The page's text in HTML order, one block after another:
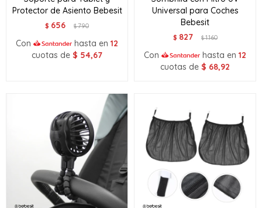
Protector de Asiento Bebesit
$ 656 $790
Con hasta en 12
cuotas de $ 54,67
Universal para Coches
Bebesit
$ 827 $1.160
Con hasta en 12
cuotas de $ 68,92